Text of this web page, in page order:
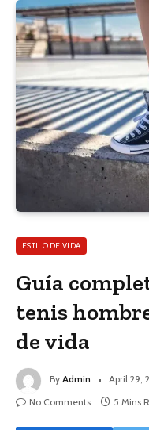
ESTILO DE VIDA
Guía
tenis
de vida
By Admin April 29,
No Comments
5 Mins